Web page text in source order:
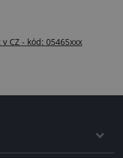
CZ - kód: 05465xxx